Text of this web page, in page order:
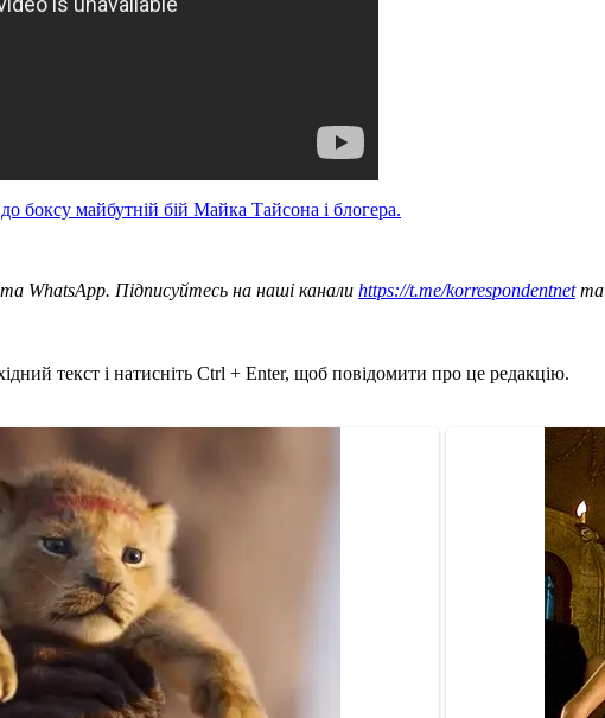
боксу майбутній бій Майка Тайсона і блогера.
WhatsApp. Підписуйтесь на наші канали https://t.me/korrespondentnetта
текст і натисніть Ctrl + Enter, щоб повідомити про це редакцію.